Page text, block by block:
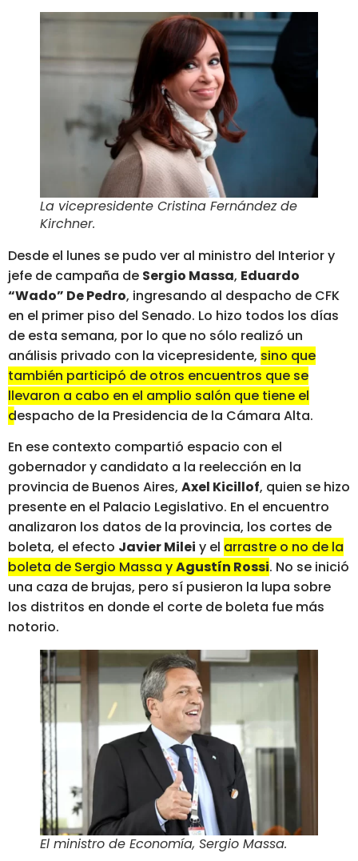
La vicepresidente Cristina Fernández de
Kirchner.
Desde el lunes se pudo ver al ministro del Interior y
jefe de campaña de Sergio Massa, Eduardo
“Wado” De Pedro, ingresando al despacho de CFK
en el primer piso del Senado. Lo hizo todos los días
de esta semana, por lo que no sólo realizó un
análisis privado con la vicepresidente, sino que
también participó de otros encuentros que se
llevaron a cabo en el amplio salón que tiene el
despacho de la Presidencia de la Cámara Alta.
En ese contexto compartió espacio con el
gobernador y candidato a la reelección en la
provincia de Buenos Aires, Axel Kicillof, quien se hizo
presente en el Palacio Legislativo. En el encuentro
analizaron los datos de la provincia, los cortes de
boleta, el efecto Javier Milei y el arrastre o no de la
boleta de Sergio Massa yAgustín Rossi. No se inició
una caza de brujas, pero sí pusieron la lupa sobre
los distritos en donde el corte de boleta fue más
notorio.
El ministro de Economía, Sergio Massa.